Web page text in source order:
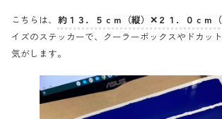
こちらは、 約１３．５ｃｍ（縦）✕２１．０ｃｍ（
イズのステッカーで、クーラーボックスやドカッ
気がします。